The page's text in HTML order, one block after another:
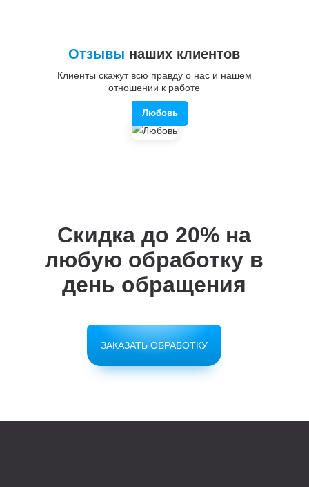
Отзывы наших клиентов
Клиенты скажут всю правду о нас и нашем
отношении к работе
Любовь
Скидка до 20% на
любую обработку в
день обращения
ЗАКАЗАТЬ ОБРАБОТКУ